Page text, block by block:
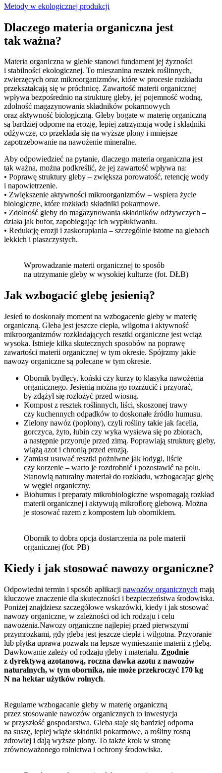
Metody w ekologicznej produkcji
Dlaczego materia organiczna jest
tak ważna?
Materia organiczna w glebie stanowi fundament jej żyzności
i stabilności ekologicznej. To mieszanina resztek roślinnych,
zwierzęcych oraz mikroorganizmów, które w procesie rozkładu
przekształcają się w próchnicę. Zawartość materii organicznej
wpływa bezpośrednio na strukturę gleby, jej pojemność wodną,
zdolność magazynowania składników pokarmowych
oraz aktywność biologiczną. Gleby bogate w materię organiczną
są bardziej odporne na erozję, lepiej zatrzymują wodę i składniki
odżywcze, co przekłada się na wyższe plony i mniejsze
zapotrzebowanie na nawożenie mineralne.
Aby odpowiedzieć na pytanie, dlaczego materia organiczna jest
tak ważna, można podkreślić, że jej zawartość wpływa na:
• Poprawę struktury gleby – zwiększa porowatość, retencję wody
i napowietrzenie.
• Zwiększenie aktywności mikroorganizmów – wspiera życie
biologiczne, które rozkłada składniki pokarmowe.
• Zdolność gleby do magazynowania składników odżywczych –
działa jak bufor, zapobiegając ich wypłukiwaniu.
• Redukcję erozji i zaskorupiania – szczególnie istotne na glebach
lekkich i piaszczystych.
Wprowadzanie materii organicznej to sposób
na utrzymanie gleby w wysokiej kulturze (fot. DŁB)
Jak wzbogacić glebę jesienią?
Jesień to doskonały moment na wzbogacenie gleby w materię
organiczną. Gleba jest jeszcze ciepła, wilgotna i aktywność
mikroorganizmów rozkładających resztki organiczne jest wciąż
wysoka. Istnieje kilka skutecznych sposobów na poprawę
zawartości materii organicznej w tym okresie. Spójrzmy jakie
nawozy organiczne są polecane w tym okresie.
Obornik bydlęcy, koński czy kurzy to klasyka nawożenia
organicznego. Jesienią można go rozrzucić i przyorać,
by zdążył się rozłożyć przed wiosną.
Kompost z resztek roślinnych, liści, skoszonej trawy
czy kuchennych odpadków to doskonałe źródło humusu.
Zielony nawóz (poplony), czyli rośliny takie jak facelia,
gorczyca, żyto, łubin czy wyka wysiewa się po zbiorach,
a następnie przyoruje przed zimą. Poprawiają strukturę gleby,
wiążą azot i chronią przed erozją.
Zamiast usuwać resztki pożniwne jak łodygi, liście
czy korzenie – warto je rozdrobnić i pozostawić na polu.
Stanowią naturalny materiał do rozkładu, wzbogacając glebę
w węgiel organiczny.
Biohumus i preparaty mikrobiologiczne wspomagają rozkład
materii organicznej i aktywują mikroflorę glebową. Można
je stosować razem z kompostem lub obornikiem.
Obornik to dobra opcja dostarczenia na pole materii
organicznej (fot. PB)
Kiedy i jak stosować nawozy organiczne?
Odpowiedni termin i sposób aplikacji nawozów organicznych mają
kluczowe znaczenie dla skuteczności i bezpieczeństwa środowiska.
Poniżej znajdziesz szczegółowe wskazówki, kiedy i jak stosować
nawozy organiczne, w zależności od ich rodzaju i celu
nawożenia.Nawozy organiczne najlepiej przed pierwszymi
przymrozkami, gdy gleba jest jeszcze ciepła i wilgotna. Przyoranie
lub płytka uprawa pozwala na lepsze wymieszanie materii z glebą.
Dawkowanie zależy od rodzaju gleby i materiału. Zgodnie
z dyrektywą azotanową, roczna dawka azotu z nawozów
naturalnych, w tym obornika, nie może przekroczyć 170 kg
N na hektar użytków rolnych.
Regularne wzbogacanie gleby w materię organiczną
przez stosowanie nawozów organicznych to inwestycja
w przyszłość gospodarstwa. Gleba staje się bardziej odporna
na suszę, lepiej wiąże składniki pokarmowe, a rośliny rosną
zdrowiej i dają wyższe plony. To także krok w stronę
zrównoważonego rolnictwa i ochrony środowiska.